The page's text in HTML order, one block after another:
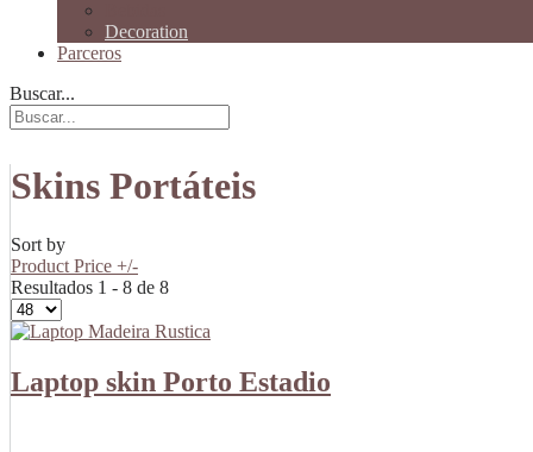
Decoration
Parceros
Buscar...
Skins Portáteis
Sort by
Product Price +/-
Resultados 1 - 8 de 8
Laptop skin Porto Estadio